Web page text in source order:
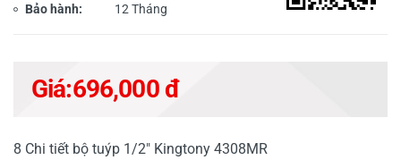
Bảo hành: 12 Tháng
Giá:696,000 đ
8 Chi tiết bộ tuýp 1/2" Kingtony 4308MR